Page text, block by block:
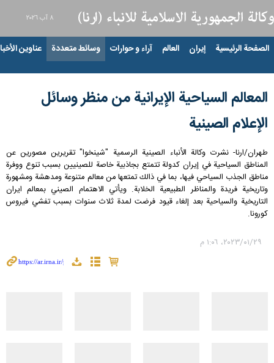
٨ آب ٢٠٢٦
الصفحة الرئيسية إيران العالم آراء و حوارات وسائط متعددة عناوين
المعالم السياحية الإيرانية من منظر وسائل
الإعلام الصينية
طهران/ارنا- نشرت وكالة الأنباء الصينية الرسمية "شينخوا" تقريرين مصورين عن
المناطق السياحية في إيران کدولة تتمتع بجاذبية خاصة للصينيين بسبب تنوع ووفرة
مناطق الجذب السياحي فيها، بما في ذالك تمتعها من معالم متنوعة ومدهشة ومشهورة
وتاریخیة فريدة والمناظر الطبيعية الخلابة. ويأتي الاهتمام الصيني بمعالم ايران
التاريخية والسياحية بعد إلغاء قيود فرضت لمدة ثلاث سنوات بسبب تفشي فيروس
كورونا.
٢٩‏/٠١‏/٢٠٢٣، ١:٠٦ م